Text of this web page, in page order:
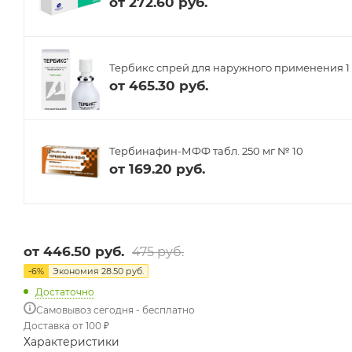
Тербикс спрей для наружного применения 1
от 465.30 руб.
Тербинафин-МФФ табл. 250 мг № 10
от 169.20 руб.
от 446.50 руб. 475 руб.
-6% Экономия 28.50 руб.
Достаточно
Самовывоз сегодня - бесплатно
Доставка от 100 ₽
Характеристики